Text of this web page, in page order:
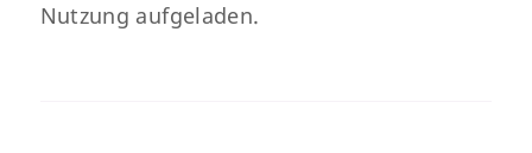
Nutzung aufgeladen.